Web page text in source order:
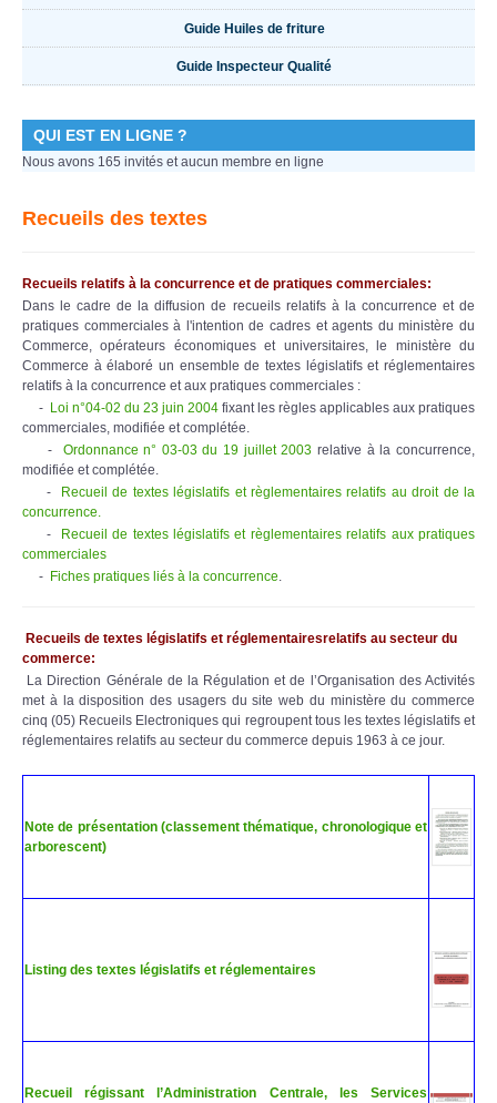
Guide Huiles de friture
Guide Inspecteur Qualité
QUI EST EN LIGNE ?
Nous avons 165 invités et aucun membre en ligne
Recueils des textes
Recueils relatifs à la concurrence et de pratiques commerciales:
Dans le cadre de la diffusion de recueils relatifs à la concurrence et de
pratiques commerciales à l'intention de cadres et agents du ministère du
Commerce, opérateurs économiques et universitaires, le ministère du
Commerce à élaboré un ensemble de textes législatifs et réglementaires
relatifs à la concurrence et aux pratiques commerciales :
- Loi n°04-02 du 23 juin 2004 fixant les règles applicables aux pratiques
commerciales, modifiée et complétée.
- Ordonnance n° 03-03 du 19 juillet 2003 relative à la concurrence,
modifiée et complétée.
- Recueil de textes législatifs et règlementaires relatifs au droit de la
concurrence.
-
Recueil de textes législatifs et règlementaires relatifs aux pratiques
commerciales
- Fiches pratiques liés à la concurrence
Recueils de textes législatifs et réglementairesrelatifs au secteur du
commerce:
La Direction Générale de la Régulation et de l’Organisation des Activités
met à la disposition des usagers du site web du ministère du commerce
cinq (05) Recueils Electroniques qui regroupent tous les textes législatifs et
réglementaires relatifs au secteur du commerce depuis 1963 à ce jour.
Note de présentation (classement thématique, chronologique et
arborescent)
Listing des textes législatifs et réglementaires
Recueil régissant l’Administration Centrale, les Services